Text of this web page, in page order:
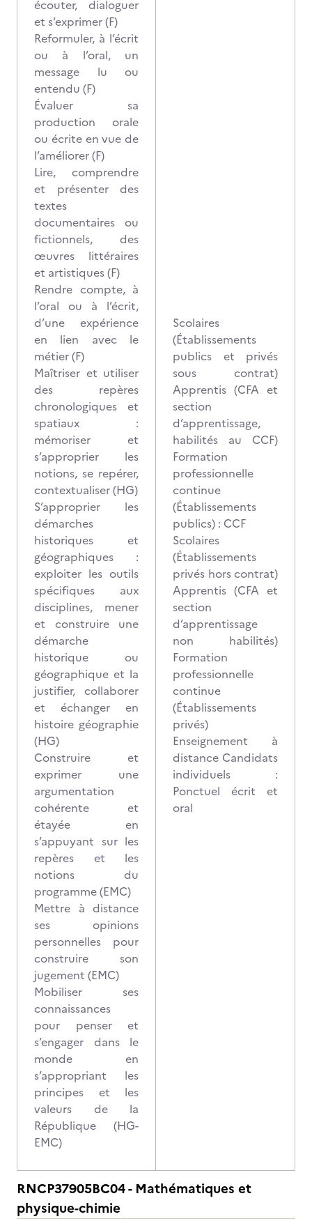
écouter, dialoguer
et s’exprimer (F)
Reformuler, à l’écrit
ou à l’oral, un
message lu ou
entendu (F)
Évaluer sa
production orale
ou écrite en vue de
l’améliorer (F)
Lire, comprendre
et présenter des
textes
documentaires ou
fictionnels, des
œuvres littéraires
et artistiques (F)
Rendre compte, à
l’oral ou à l’écrit,
d’une expérience
en lien avec le
métier (F)
Maîtriser et utiliser
des repères
chronologiques et
spatiaux :
mémoriser et
s’approprier les
notions, se repérer,
contextualiser (HG)
S’approprier les
démarches
historiques et
géographiques :
exploiter les outils
spécifiques aux
disciplines, mener
et construire une
démarche
historique ou
géographique et la
justifier, collaborer
et échanger en
histoire géographie
(HG)
Construire et
exprimer une
argumentation
cohérente et
étayée en
s’appuyant sur les
repères et les
notions du
programme (EMC)
Mettre à distance
ses opinions
personnelles pour
construire son
jugement (EMC)
Mobiliser ses
connaissances
pour penser et
s’engager dans le
monde en
s’appropriant les
principes et les
valeurs de la
République (HG-
EMC)
Scolaires
(Établissements
publics et privés
sous contrat)
Apprentis (CFA et
section
d’apprentissage,
habilités au CCF)
Formation
professionnelle
continue
(Établissements
publics) : CCF
Scolaires
(Établissements
privés hors contrat)
Apprentis (CFA et
section
d’apprentissage
non habilités)
Formation
professionnelle
continue
(Établissements
privés)
Enseignement à
distance Candidats
individuels :
Ponctuel écrit et
oral
RNCP37905BC04 - Mathématiques et
physique-chimie